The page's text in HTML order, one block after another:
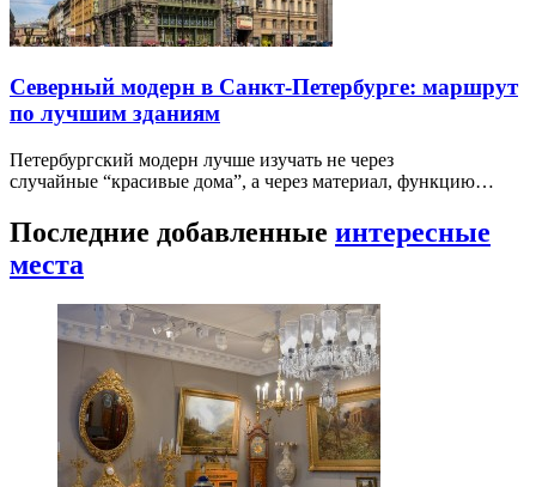
Северный модерн в Санкт-Петербурге: маршрут
по лучшим зданиям
Петербургский модерн лучше изучать не через
случайные “красивые дома”, а через материал, функцию…
Последние добавленные интересные
места